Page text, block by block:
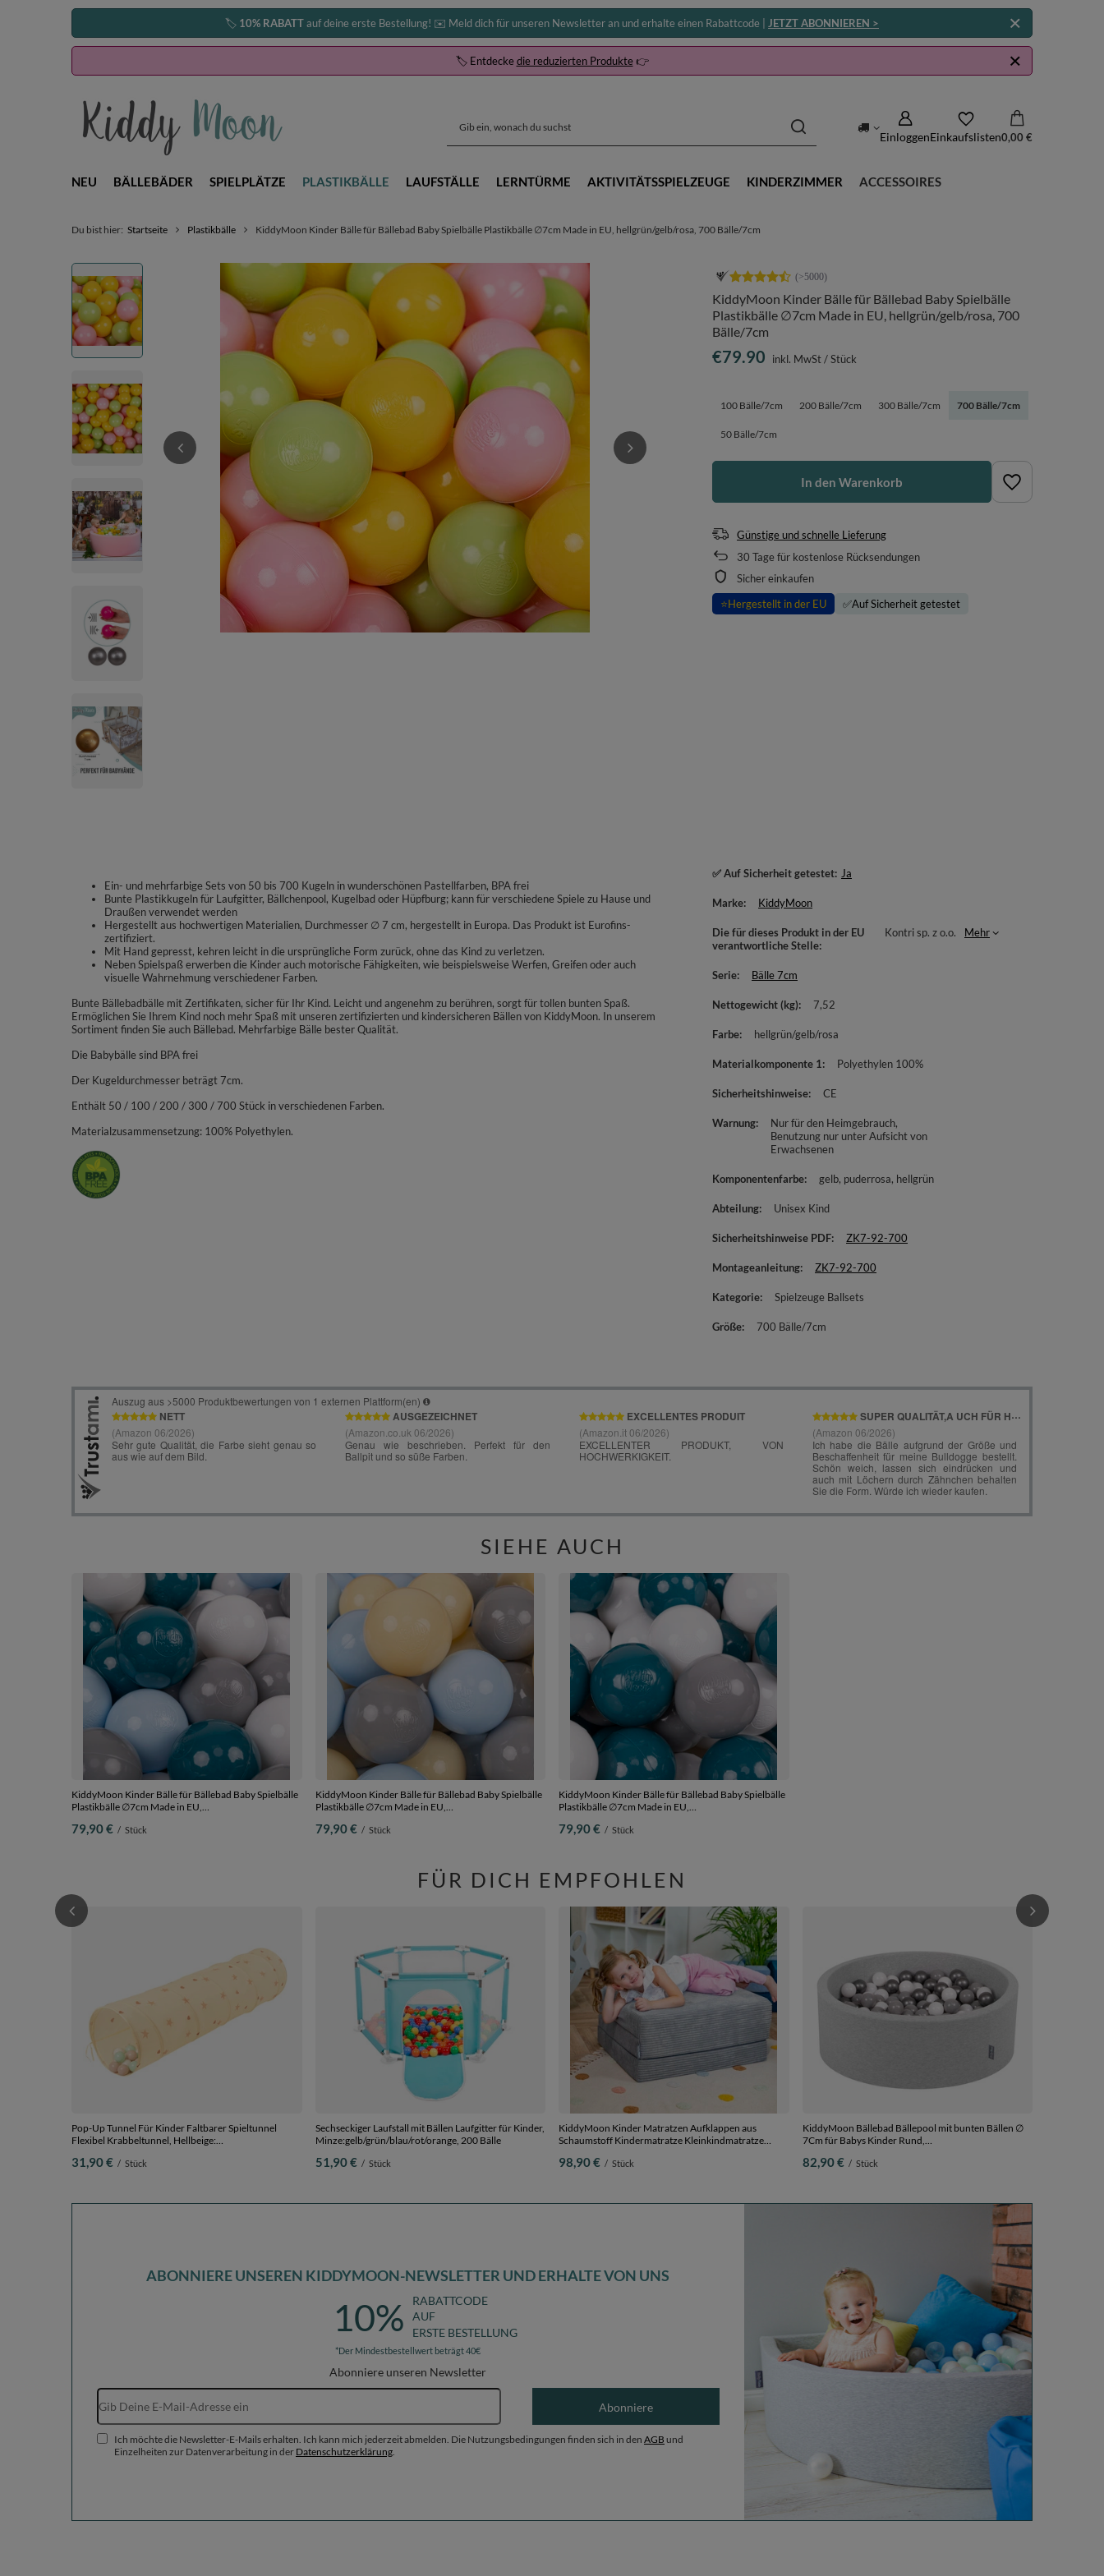
🏷️ 10% RABATTauf deine erste Bestellung! ✉️ Meld dich für unseren Newsletter an und erhalte einen Rabattcode | JETZT ABONNIEREN >
🏷️ Entdeckedie reduzierten Produkte👉
EinloggenEinkaufslisten0,00 €
NEU BÄLLEBÄDER SPIELPLÄTZE PLASTIKBÄLLE LAUFSTÄLLE LERNTÜRME AKTIVITÄTSSPIELZEUGE KINDERZIMMER ACCESSOIRES
Du bist hier: Startseite Plastikbälle KiddyMoon Kinder Bälle für Bällebad Baby Spielbälle Plastikbälle ∅7cm Made in EU, hellgrün/gelb/rosa, 700 Bälle/7cm
KiddyMoon Kinder Bälle für Bällebad Baby Spielbälle
Plastikbälle ∅7cm Made in EU, hellgrün/gelb/rosa, 700
Bälle/7cm
100 Bälle/7cm 200 Bälle/7cm 300 Bälle/7cm 700 Bälle/7cm
50 Bälle/7cm
€79.90 inkl. MwSt/Stück
In den Warenkorb
Günstige und schnelle Lieferung
30 Tage für kostenlose Rücksendungen
Sicher einkaufen
⭐Hergestellt in der EU ✅Auf Sicherheit getestet
Ein- und mehrfarbige Sets von 50 bis 700 Kugeln in wunderschönen Pastellfarben, BPA frei
Bunte Plastikkugeln für Laufgitter, Bällchenpool, Kugelbad oder Hüpfburg; kann für verschiedene Spiele zu Hause und
Draußen verwendet werden
Hergestellt aus hochwertigen Materialien, Durchmesser ∅ 7 cm, hergestellt in Europa. Das Produkt ist Eurofins-
zertifiziert.
Mit Hand gepresst, kehren leicht in die ursprüngliche Form zurück, ohne das Kind zu verletzen.
Neben Spielspaß erwerben die Kinder auch motorische Fähigkeiten, wie beispielsweise Werfen, Greifen oder auch
visuelle Wahrnehmung verschiedener Farben.
Bunte Bällebadbälle mit Zertifikaten, sicher für Ihr Kind. Leicht und angenehm zu berühren, sorgt für tollen bunten Spaß.
Ermöglichen Sie Ihrem Kind noch mehr Spaß mit unseren zertifizierten und kindersicheren Bällen von KiddyMoon. In unserem
Sortiment finden Sie auch Bällebad. Mehrfarbige Bälle bester Qualität.
Die Babybälle sind BPA frei
Der Kugeldurchmesser beträgt 7cm.
Enthält 50 / 100 / 200 / 300 / 700 Stück in verschiedenen Farben.
Materialzusammensetzung: 100% Polyethylen.
✅ Auf Sicherheit getestet Ja
Marke KiddyMoon
Die für dieses Produkt in der EU
verantwortliche Stelle
Kontri sp. z o.o. Mehr
Serie Bälle 7cm
Nettogewicht (kg) 7,52
Farbe hellgrün/gelb/rosa
Materialkomponente 1 Polyethylen 100%
Sicherheitshinweise CE
Warnung
Nur für den Heimgebrauch
Benutzung nur unter Aufsicht von
Erwachsenen
Komponentenfarbe gelb puderrosa hellgrün
Abteilung Unisex Kind
Sicherheitshinweise PDF ZK7-92-700
Montageanleitung ZK7-92-700
Kategorie Spielzeuge Ballsets
Größe 700 Bälle/7cm
SIEHE AUCH
KiddyMoon Kinder Bälle für Bällebad Baby Spielbälle
Plastikbälle ∅7cm Made in EU,
79,90 € / Stück
KiddyMoon Kinder Bälle für Bällebad Baby Spielbälle
Plastikbälle ∅7cm Made in EU,
79,90 € / Stück
KiddyMoon Kinder Bälle für Bällebad Baby Spielbälle
Plastikbälle ∅7cm Made in EU,
79,90 € / Stück
FÜR DICH EMPFOHLEN
Pop-Up Tunnel Für Kinder Faltbarer Spieltunnel
Flexibel Krabbeltunnel, Hellbeige:
31,90 € / Stück
Sechseckiger Laufstall mit Bällen Laufgitter für Kinder,
Minze:gelb/grün/blau/rot/orange, 200 Bälle
51,90 € / Stück
KiddyMoon Kinder Matratzen Aufklappen aus
Schaumstoff Kindermatratze Kleinkindmatratze
mit Kissen
98,90 € / Stück
KiddyMoon Bällebad Bällepool mit bunten Bällen ∅
7Cm für Babys Kinder Rund,
82,90 € / Stück
KiddyMoon
ABONNIERE UNSEREN KIDDYMOON-NEWSLETTER UND ERHALTE VON UNS
10%
RABATTCODE
AUF
ERSTE BESTELLUNG
*Der Mindestbestellwert beträgt 40€
Abonniere unseren Newsletter
E-Mail-Adresse
Abonniere
Ich möchte die Newsletter-E-Mails erhalten. Ich kann mich jederzeit abmelden. Die Nutzungsbedingungen finden sich in den AGB und
Einzelheiten zur Datenverarbeitung in der Datenschutzerklärung